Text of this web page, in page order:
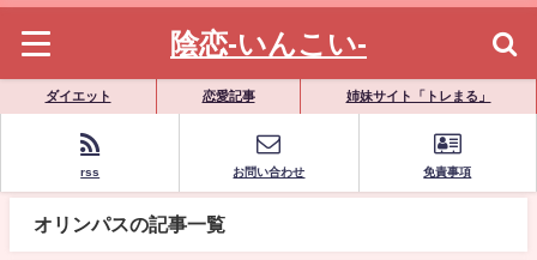
陰恋-いんこい-
ダイエット 恋愛記事 姉妹サイト「トレまる」
rss お問い合わせ 免責事項
オリンパスの記事一覧